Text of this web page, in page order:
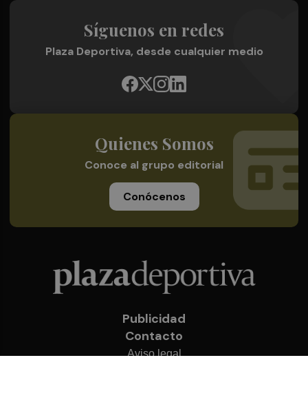
Síguenos en redes
Plaza Deportiva, desde cualquier medio
Quienes Somos
Conoce al grupo editorial
Conócenos
Publicidad
Contacto
Aviso legal